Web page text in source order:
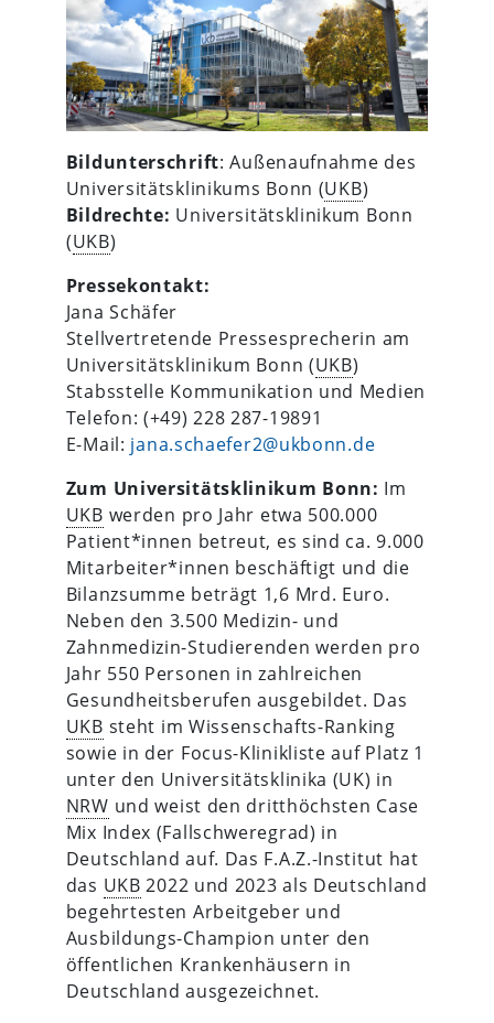
Bildunterschrift: Außenaufnahme des
Universitätsklinikums Bonn (UKB)
Bildrechte: Universitätsklinikum Bonn
(UKB)
Pressekontakt:
Jana Schäfer
Stellvertretende Pressesprecherin am
Universitätsklinikum Bonn (UKB)
Stabsstelle Kommunikation und Medien
Telefon: (+49) 228 287-19891
E-Mail: jana.schaefer2@ukbonn.de
Zum Universitätsklinikum Bonn: Im
UKB werden pro Jahr etwa 500.000
Patient*innen betreut, es sind ca. 9.000
Mitarbeiter*innen beschäftigt und die
Bilanzsumme beträgt 1,6 Mrd. Euro.
Neben den 3.500 Medizin- und
Zahnmedizin-Studierenden werden pro
Jahr 550 Personen in zahlreichen
Gesundheitsberufen ausgebildet. Das
UKB steht im Wissenschafts-Ranking
sowie in der Focus-Klinikliste auf Platz 1
unter den Universitätsklinika (UK) in
NRW und weist den dritthöchsten Case
Mix Index (Fallschweregrad) in
Deutschland auf. Das F.A.Z.-Institut hat
das UKB 2022 und 2023 als Deutschland
begehrtesten Arbeitgeber und
Ausbildungs-Champion unter den
öffentlichen Krankenhäusern in
Deutschland ausgezeichnet.